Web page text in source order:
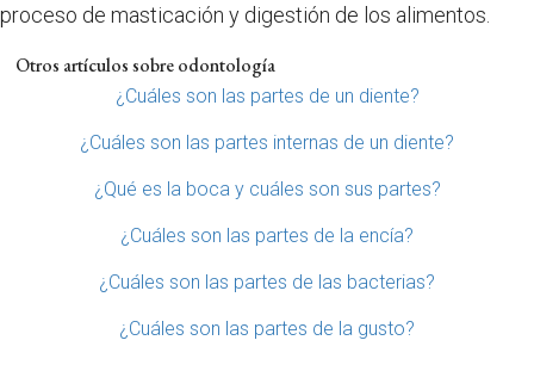
proceso de masticación y digestión de los alimentos.
Otros artículos sobre odontología
¿Cuáles son las partes de un diente?
¿Cuáles son las partes internas de un diente?
¿Qué es la boca y cuáles son sus partes?
¿Cuáles son las partes de la encía?
¿Cuáles son las partes de las bacterias?
¿Cuáles son las partes de la gusto?